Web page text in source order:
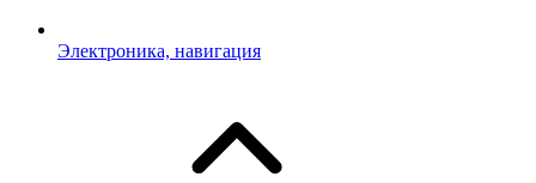
Электроника, навигация